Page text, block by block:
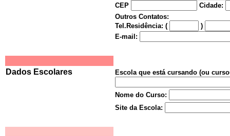
CEP
Cidade:
Outros Contatos:
Tel.Residência: (
)
E-mail:
Dados Escolares Escola que está cursando (ou
Nome do Curso:
Site da Escola: